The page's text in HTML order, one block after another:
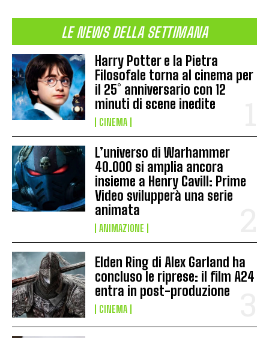
LE NEWS DELLA SETTIMANA
Harry Potter e la Pietra
Filosofale torna al cinema per
il 25° anniversario con 12
minuti di scene inedite
CINEMA
L’universo di Warhammer
40.000 si amplia ancora
insieme a Henry Cavill: Prime
Video svilupperà una serie
animata
ANIMAZIONE
Elden Ring di Alex Garland ha
concluso le riprese: il film A24
entra in post-produzione
CINEMA